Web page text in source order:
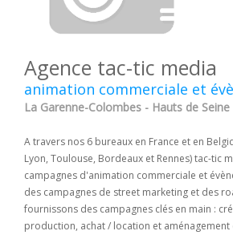
Agence tac-tic media
animation commerciale et
La Garenne-Colombes - Hauts de Seine
A travers nos 6 bureaux en France et en
Lyon, Toulouse, Bordeaux et Rennes) tac-tic
campagnes d'animation commerciale et
des campagnes de street marketing et des
fournissons des campagnes clés en main :
production, achat / location et